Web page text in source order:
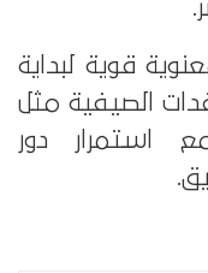
قوية لبداية
الصيفية مثل
استمرار دور